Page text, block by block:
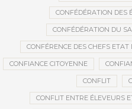
CONFÉDÉRATION DES
CONFÉDÉRATION DU
CONFÉRENCE DES CHEFS ETAT
CONFIANCE CITOYENNE
CONFLIT
CONFLIT ENTRE ÉLEVEURS